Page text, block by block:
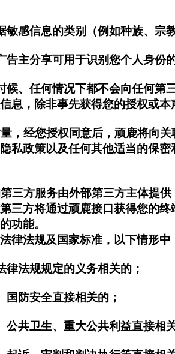
敏感信息的类别（例如种族、宗
告主分享可用于识别您个人身份
候、任何情况下都不会向任何第
息，除非事先获得您的授权或
，经您授权同意后，顽鹿将向
私政策以及任何其他适当的保
三方服务由外部第三方主体提
三方将通过顽鹿接口获得您的
功能。
律法规及国家标准，以下情形
律法规规定的义务相关的；
国防安全直接相关的；
公共卫生、重大公共利益直接相